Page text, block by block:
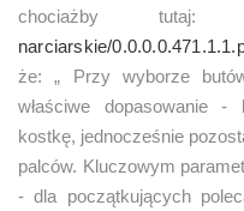
chociażby tutaj:
narciarskie/
że: „ Przy wyborze
właściwe dopasowanie -
kostkę, jednocześnie
palców. Kluczowym
- dla początkujących